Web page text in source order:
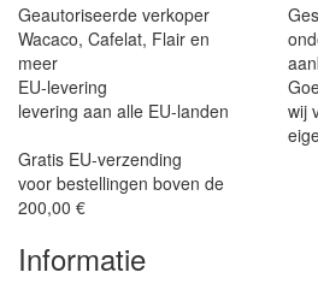
Geautoriseerde verkoper
Wacaco, Cafelat, Flair en
meer
EU-levering
levering aan alle EU-landen
wij
Gratis EU-verzending
voor bestellingen boven de
200,00 €
Informatie